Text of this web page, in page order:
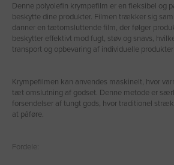
Denne polyolefin krympefilm er en fleksibel og
beskytte dine produkter. Filmen trækker sig
danner en tætomsluttende film, der følger
beskytter effektivt mod fugt, støv og snavs,
transport og opbevaring af individuelle
Krympefilmen kan anvendes maskinelt, hvor
tæt omslutning af godset. Denne metode er
forsendelser af tungt gods, hvor traditionel
at påføre.
Fordele: